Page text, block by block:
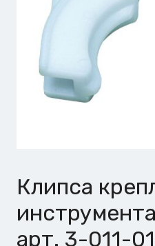
Клипса
инструмента
арт. 3-011-